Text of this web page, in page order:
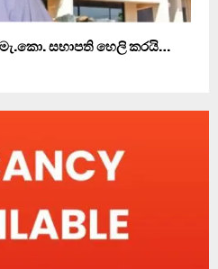
සභාපති හෙලි කරයි…